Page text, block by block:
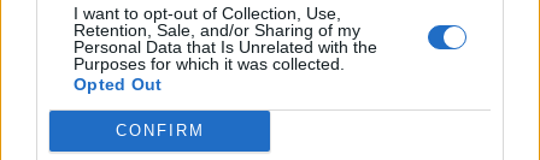
I want to opt-out of Collection, Use,
Retention, Sale, and/or Sharing of my
Personal Data that Is Unrelated with the
Purposes for which it was collected.
Opted Out
CONFIRM
3 αντιγηραντικές κρέμες που κάνουν